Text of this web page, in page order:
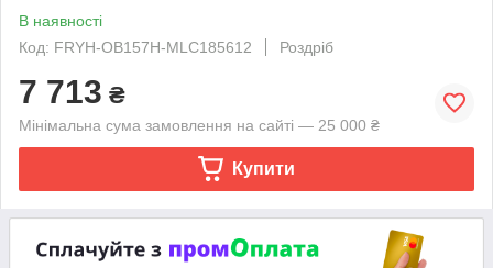
В наявності
Код: FRYH-OB157H-MLC185612
Роздріб
7 713 ₴
Мінімальна сума замовлення на сайті — 25 000 ₴
Купити